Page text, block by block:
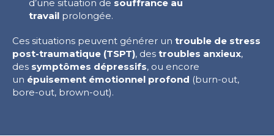
d’une situation de souffrance au
travail prolongée.
Ces situations peuvent générer un trouble de stress
post-traumatique (TSPT), des troubles anxieux,
des symptômes dépressifs, ou encore
un épuisement émotionnel profond (burn-out,
bore-out, brown-out).